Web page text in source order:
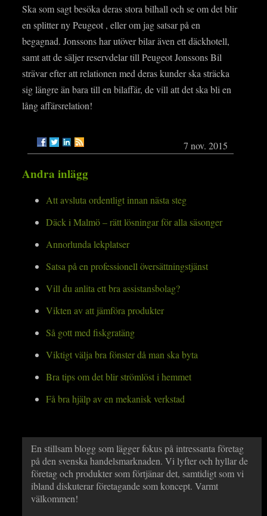
Ska som sagt besöka deras stora bilhall och se om det blir
en splitter ny Peugeot , eller om jag satsar på en
begagnad. Jonssons har utöver bilar även ett däckhotell,
samt att de säljer reservdelar till Peugeot Jonssons Bil
strävar efter att relationen med deras kunder ska sträcka
sig längre än bara till en bilaffär, de vill att det ska bli en
lång affärsrelation!
7 nov. 2015
Andra inlägg
Att avsluta ordentligt innan nästa steg
Däck i Malmö – rätt lösningar för alla säsonger
Annorlunda lekplatser
Satsa på en professionell översättningstjänst
Vill du anlita ett bra assistansbolag?
Vikten av att jämföra produkter
Så gott med fiskgratäng
Viktigt välja bra fönster då man ska byta
Bra tips om det blir strömlöst i hemmet
Få bra hjälp av en mekanisk verkstad
En stillsam blogg som lägger fokus på intressanta företag
på den svenska handelsmarknaden. Vi lyfter och hyllar de
företag och produkter som förtjänar det, samtidigt som vi
ibland diskuterar företagande som koncept. Varmt
välkommen!